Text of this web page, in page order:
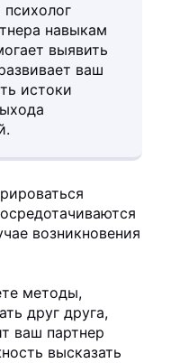
навыкам
выявить
ваш
истоки
возникновения
методы,
друг друга,
ваш партнер
высказать